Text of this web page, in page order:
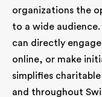
organizations the
to a wide
can directly
online, or make
simplifies
and throughout